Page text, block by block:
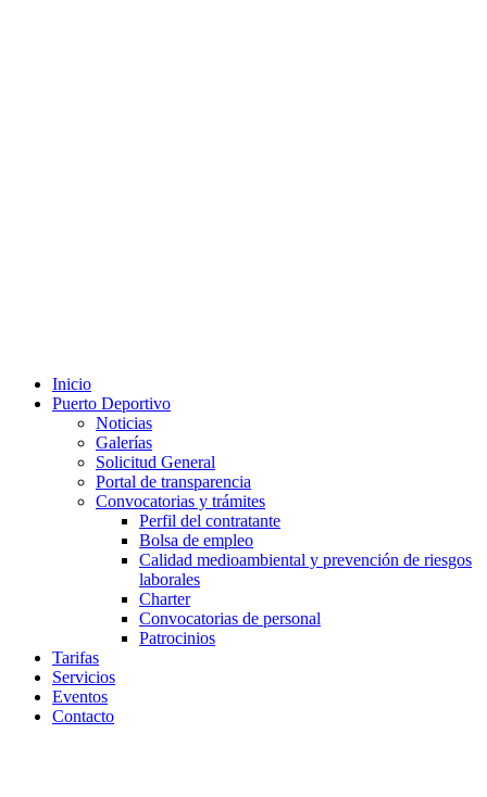
Inicio
Puerto Deportivo
Noticias
Galerías
Solicitud General
Portal de transparencia
Convocatorias y trámites
Perfil del contratante
Bolsa de empleo
Calidad medioambiental y prevención de riesgos
laborales
Charter
Convocatorias de personal
Patrocinios
Tarifas
Servicios
Eventos
Contacto